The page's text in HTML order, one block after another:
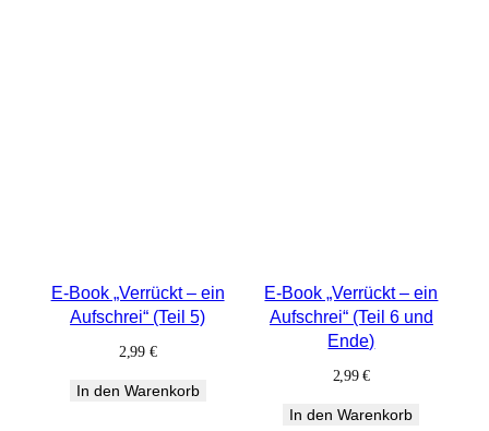
E-Book „Verrückt – ein
Aufschrei“ (Teil 5)
2,99 €
In den Warenkorb
E-Book „Verrückt – ein
Aufschrei“ (Teil 6 und
Ende)
2,99€
In den Warenkorb